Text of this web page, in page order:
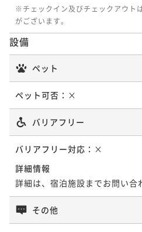
ポイン
※チェックイン及びチェックアウト
がございます。
設備
ペット
ペット可否： ×
バリアフリー
バリアフリー対応： ×
詳細情報
詳細は、宿泊施設までお問い合
その他